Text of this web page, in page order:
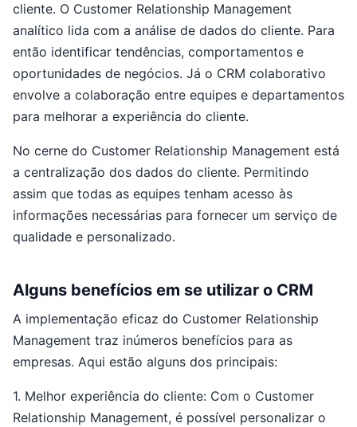
cliente. O Customer Relationship Management
analítico lida com a análise de dados do cliente. Para
então identificar tendências, comportamentos e
oportunidades de negócios. Já o CRM colaborativo
envolve a colaboração entre equipes e departamentos
para melhorar a experiência do cliente.
No cerne do Customer Relationship Management está
a centralização dos dados do cliente. Permitindo
assim que todas as equipes tenham acesso às
informações necessárias para fornecer um serviço de
qualidade e personalizado.
Alguns benefícios em se utilizar o CRM
A implementação eficaz do Customer Relationship
Management traz inúmeros benefícios para as
empresas. Aqui estão alguns dos principais:
1. Melhor experiência do cliente: Com o Customer
Relationship Management, é possível personalizar o